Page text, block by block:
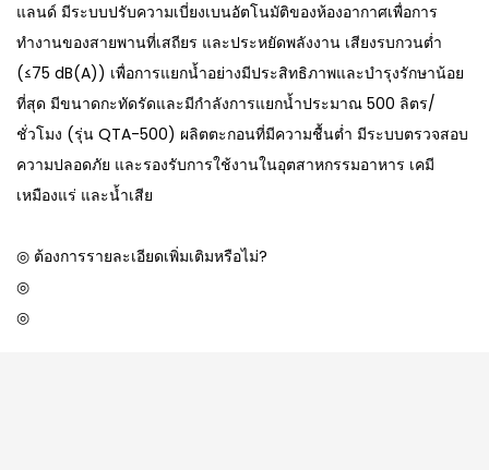
แลนด์ มีระบบปรับความเบี่ยงเบนอัตโนมัติของห้องอากาศเพื่อการ
ทำงานของสายพานที่เสถียร และประหยัดพลังงาน เสียงรบกวนต่ำ
(≤75 dB(A)) เพื่อการแยกน้ำอย่างมีประสิทธิภาพและบำรุงรักษาน้อย
ที่สุด มีขนาดกะทัดรัดและมีกำลังการแยกน้ำประมาณ 500 ลิตร/
ชั่วโมง (รุ่น QTA-500) ผลิตตะกอนที่มีความชื้นต่ำ มีระบบตรวจสอบ
ความปลอดภัย และรองรับการใช้งานในอุตสาหกรรมอาหาร เคมี
เหมืองแร่ และน้ำเสีย
◎ ต้องการรายละเอียดเพิ่มเติมหรือไม่?
◎
◎